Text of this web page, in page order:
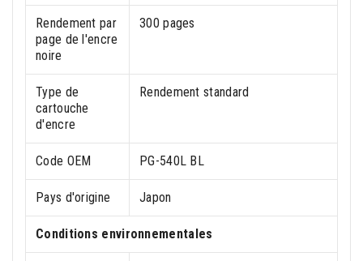
Rendement par
page de l'encre
noire
300 pages
Type de
cartouche
d'encre
Rendement standard
Code OEM PG-540L BL
Pays d'origine Japon
Conditions environnementales